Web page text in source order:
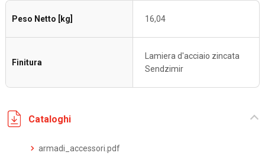
Peso Netto [kg] 16,04
Finitura
Lamiera d'acciaio zincata
Sendzimir
Cataloghi
armadi_accessori.pdf